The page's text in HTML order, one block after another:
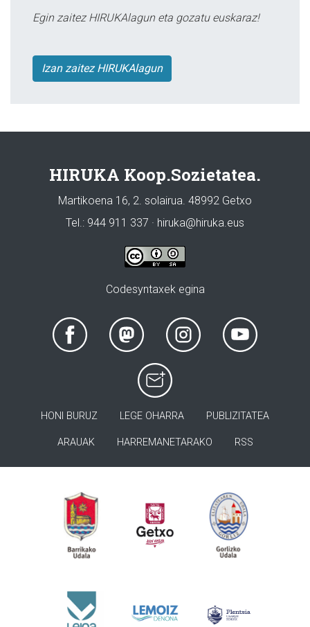
Egin zaitez HIRUKAlagun eta gozatu euskaraz!
Izan zaitez HIRUKAlagun
HIRUKA Koop.Sozietatea.
Martikoena 16, 2. solairua. 48992 Getxo
Tel.: 944 911 337 · hiruka@hiruka.eus
Codesyntaxek egina
HONI BURUZ LEGE OHARRA PUBLIZITATEA
ARAUAK HARREMANETARAKO RSS